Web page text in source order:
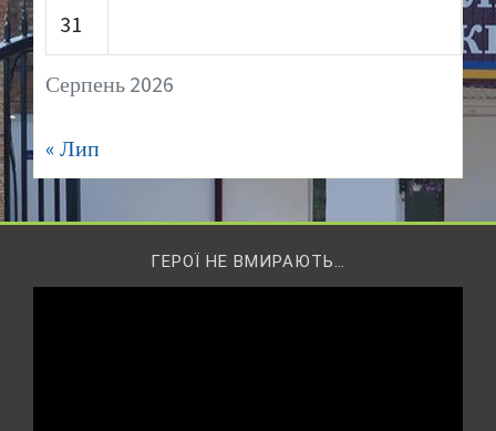
Серпень 2026
31
« Лип
ГЕРОЇ НЕ ВМИРАЮТЬ…